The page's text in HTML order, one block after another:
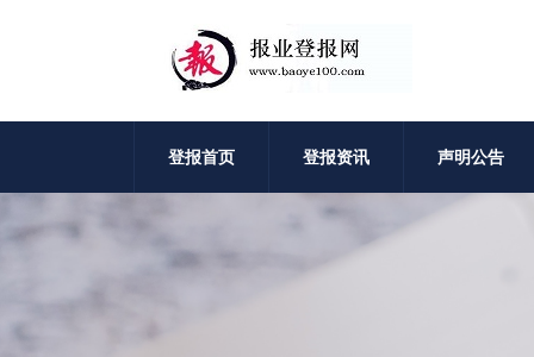
登报首页 登报资讯 声明公告